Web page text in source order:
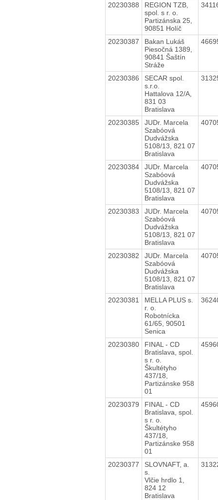
20230388
REGION TZB,
spol. s r. o.
Partizánska 25,
90851 Holíč
20230387
Bakan Lukáš
Piesočná 1389,
90841 Šaštín
Stráže
20230386
SECAR spol.
s.r.o.
Hattalova 12/A,
831 03
Bratislava
20230385
JUDr. Marcela
Szabóová
Dudvážska
5108/13, 821 07
Bratislava
20230384
JUDr. Marcela
Szabóová
Dudvážska
5108/13, 821 07
Bratislava
20230383
JUDr. Marcela
Szabóová
Dudvážska
5108/13, 821 07
Bratislava
20230382
JUDr. Marcela
Szabóová
Dudvážska
5108/13, 821 07
Bratislava
20230381
MELLA PLUS s.
r. o.
Robotnícka
61/65, 90501
Senica
20230380
FINAL - CD
Bratislava, spol.
s r. o.
Škultétyho
437/18,
Partizánske 958
01
20230379
FINAL - CD
Bratislava, spol.
s r. o.
Škultétyho
437/18,
Partizánske 958
01
20230377
SLOVNAFT, a.
s.
Vlčie hrdlo 1,
824 12
Bratislava